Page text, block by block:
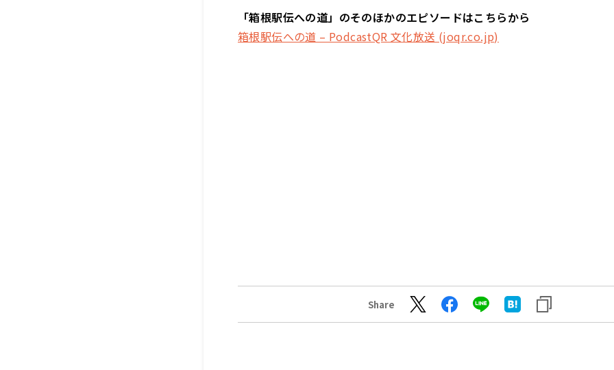
「箱根駅伝への道」のそのほかのエピソードはこちらから
箱根駅伝への道 – PodcastQR 文化放送 (joqr.co.jp)
Share